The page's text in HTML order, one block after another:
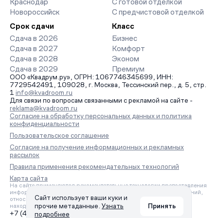
Краснодар
Новороссийск
С готовой отделкой
С предчистовой отделкой
Срок сдачи
Сдача в 2026
Сдача в 2027
Сдача в 2028
Сдача в 2029
Класс
Бизнес
Комфорт
Эконом
Премиум
ООО «Квадрум.ру», ОГРН: 1067746345699, ИНН:
7729542491, 109028, г. Москва, Тессинский пер., д. 5, стр.
1 info@kvadroom.ru
Для связи по вопросам связанными с рекламой на сайте -
reklama@kvadroom.ru
Согласие на обработку персональных данных и политика
конфиденциальности
Пользовательское соглашение
Согласие на получение информационных и рекламных
рассылок
Правила применения рекомендательных технологий
Карта сайта
На сайте применяются рекомендательные технологии предоставления
информации на основе сбора, систематизации и анализа сведений,
относящихся к предпочтениям пользователей сети «Интернет»,
находящихся на территории Российской Федерации.
+7 (495) 157-88-80
Сайт использует ваши куки и
прочие метаданные. Узнать
подробнее
Принять